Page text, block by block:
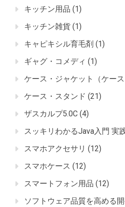
キッチン用品 (1)
キッチン雑貨 (1)
キャピキシル育毛剤 (1)
ギャグ・コメディ (1)
ケース・ジャケット（ケース
ケース・スタンド (21)
ザスカルプ5.0C (4)
スッキリわかるJava入門 実
スマホアクセサリ (12)
スマホケース (12)
スマートフォン用品 (12)
ソフトウェア品質を高める